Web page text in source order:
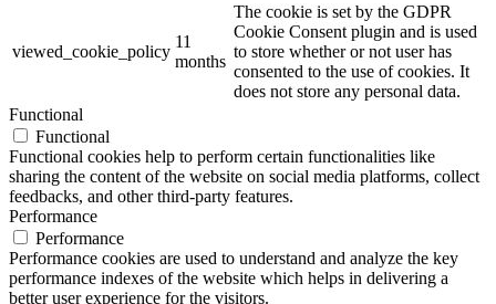
viewed_cookie_policy
11
months
The cookie is set by the GDPR
Cookie Consent plugin and is used
to store whether or not user has
consented to the use of cookies. It
does not store any personal data.
Functional
Functional
Functional cookies help to perform certain functionalities like
sharing the content of the website on social media platforms, collect
feedbacks, and other third-party features.
Performance
Performance
Performance cookies are used to understand and analyze the key
performance indexes of the website which helps in delivering a
better user experience for the visitors.